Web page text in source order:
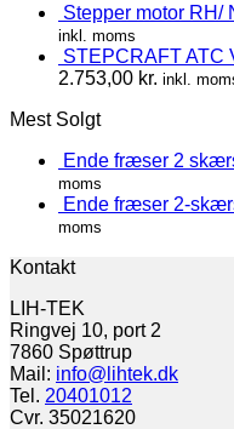
Stepper motor RH/
inkl. moms
STEPCRAFT
2.753,00 kr. inkl.
Mest Solgt
Ende fræser 2
moms
Ende fræser 2-
moms
Kontakt
LIH-TEK
Ringvej 10, port 2
7860 Spøttrup
Mail: info@lihtek.dk
Tel. 20401012
Cvr. 35021620